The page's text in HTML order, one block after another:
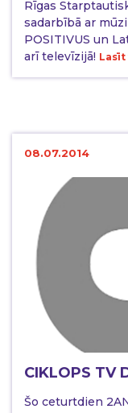
Rīgas
sadarbībā ar
POSITIVUS un
arī televīzijā! Lasīt
08.07.2014
CIKLOPS TV
Šo ceturtdien